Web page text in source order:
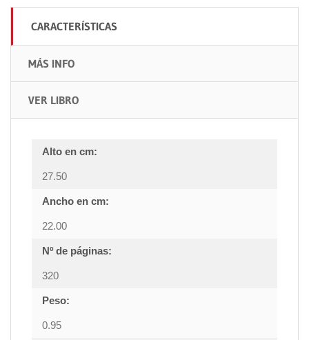
CARACTERÍSTICAS
MÁS INFO
VER LIBRO
Alto en cm:
27.50
Ancho en cm:
22.00
Nº de páginas:
320
Peso:
0.95